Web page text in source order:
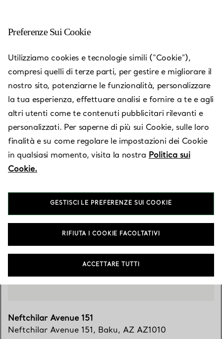
Neftchilar Avenue 151
Aperto oggi fino alle 22:00
Neftchilar Avenue 151,Baku, AZ
AZ1010
050 291 99 61
Vieni a trovarci
Neftchilar Avenue 151
Neftchilar Avenue 151, Baku, AZ AZ1010
Preferenze Sui Cookie
Utilizziamo cookies e tecnologie simili (“Cookie”),
compresi quelli di terze parti, per gestire e migliorare il
nostro sito, potenziarne le funzionalità, personalizzare
la tua esperienza, effettuare analisi e fornire a te e agli
altri utenti come te contenuti pubblicitari rilevanti e
personalizzati. Per saperne di più sui Cookie, sulle loro
finalità e su come regolare le impostazioni dei Cookie
in qualsiasi momento, visita la nostra Politica sui
Cookie.
GESTISCI LE PREFERENZE SUI COOKIE
RIFIUTA I COOKIE FACOLTATIVI
ACCETTARE TUTTI